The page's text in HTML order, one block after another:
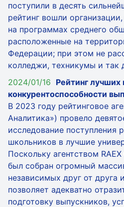
поступили в десять
рейтинг вошли
на программах среднего
расположенные на
Федерации; при этом не
колледжи, техникумы и так
2024/01/16 Рейтинг
конкурентоспособности
В 2023 году рейтинговое
Аналитика») провело
исследование поступления
школьников в лучшие
Поскольку агентством
был собран огромный
независимых друг от друга
позволяет адекватно
подготовку выпускников,